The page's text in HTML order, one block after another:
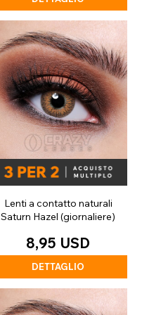
Lenti a contatto naturali
Saturn Hazel (giornaliere)
8,95 USD
DETTAGLIO